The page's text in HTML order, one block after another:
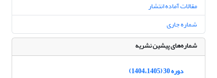
مقالات آماده انتشار
شماره جاری
شماره‌های پیشین نشریه
دوره 30 (1404،1405)